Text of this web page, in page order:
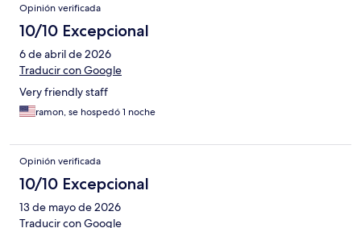
Opinión verificada
10/10 Excepcional
6 de abril de 2026
Traducir con Google
Very friendly staff
ramon, se hospedó 1 noche
Opinión verificada
10/10 Excepcional
13 de mayo de 2026
Traducir con Google